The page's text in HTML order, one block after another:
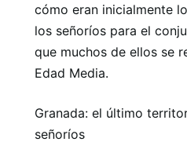
cómo eran inicialmente
los señoríos para el
que muchos de ellos se
Edad Media.
Granada: el último
señoríos